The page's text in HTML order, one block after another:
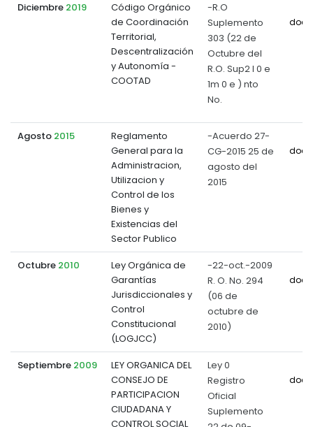
Diciembre 2019
Código Orgánico
de Coordinación
Territorial,
Descentralización
y Autonomía -
COOTAD
-R.O
Suplemento
303 (22 de
Octubre del
R.O. Sup2 l 0 e
1m 0 e ) nto
No.
Agosto 2015
Reglamento
General para la
Administracion,
Utilizacion y
Control de los
Bienes y
Existencias del
Sector Publico
-Acuerdo 27-
CG-2015 25 de
agosto del
2015
Octubre 2010
Ley Orgánica de
Garantías
Jurisdiccionales y
Control
Constitucional
(LOGJCC)
-22-oct.-2009
R. O. No. 294
(06 de
octubre de
2010)
Septiembre 2009
LEY ORGANICA DEL
CONSEJO DE
PARTICIPACION
CIUDADANA Y
CONTROL SOCIAL
Ley 0
Registro
Oficial
Suplemento